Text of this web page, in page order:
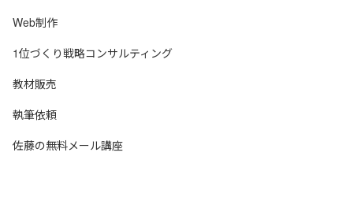
Web制作
1位づくり戦略コンサルティング
教材販売
執筆依頼
佐藤の無料メール講座